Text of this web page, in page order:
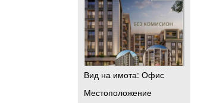
Вид на имота: Офис
Местоположение